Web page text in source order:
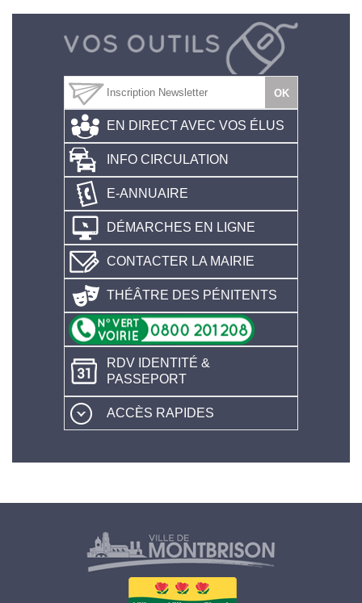
EN DIRECT AVEC VOS ÉLUS
INFO CIRCULATION
E-ANNUAIRE
DÉMARCHES EN LIGNE
CONTACTER LA MAIRIE
THÉÂTRE DES PÉNITENTS
RDV IDENTITÉ &
PASSEPORT
ACCÈS RAPIDES